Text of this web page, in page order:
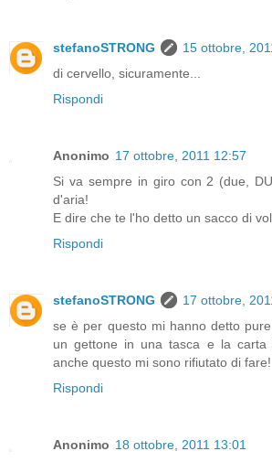
stefanoSTRONG
15 ottobre,
di cervello, sicuramente...
Rispondi
Anonimo 17 ottobre, 2011 12:57
Si va sempre in giro con 2 (due,
d'aria!
E dire che te l'ho detto un sacco di
Rispondi
stefanoSTRONG
17 ottobre,
se è per questo mi hanno detto
un gettone in una tasca e la carta
anche questo mi sono rifiutato di fare!
Rispondi
Anonimo 18 ottobre, 2011 13:01